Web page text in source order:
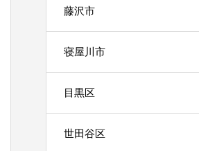
藤沢市
寝屋川市
目黒区
世田谷区